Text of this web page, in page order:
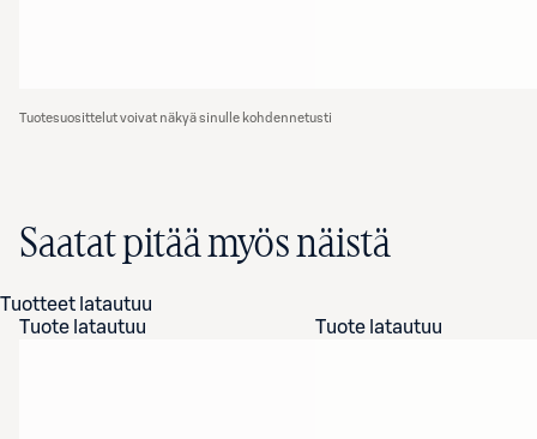
Tuotesuosittelut voivat näkyä sinulle kohdennetusti
Saatat pitää myös näistä
Tuotteet latautuu
Tuote latautuu
Tuote latautuu